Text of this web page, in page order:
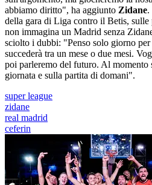
abbiamo diritto", ha aggiunto Zidane.
della gara di Liga contro il Betis,
non immagina un Madrid senza
sciolto i dubbi: "Penso solo giorno
succederà tra un mese o due mesi.
poi parleremo del futuro. Al momento
giornata e sulla partita di domani".
super league
zidane
real madrid
ceferin